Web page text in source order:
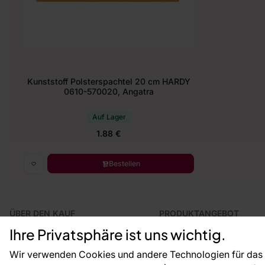
Ihre Privatsphäre ist uns wichtig.
Wir verwenden Cookies und andere Technologien für
Kunststoff Polsterspachtel 20 cm HARDY
0610-570020, Angatra
Auf Lager
1.88 €
Bestellen
ÜBER DEN KAUF
Versand und Bezahlung
Vertragsrücktritt
PRODUKTANGEBOT
Fototapeten
Leiste
Dekoration